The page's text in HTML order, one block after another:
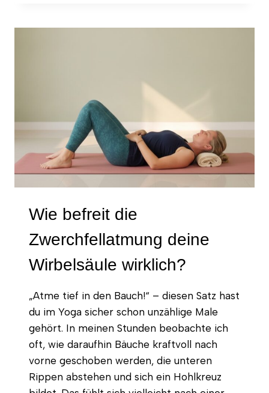
OF
ATMUNG
UND
BEWEGLICHEN
SCHULTERN?
Wie befreit die
Zwerchfellatmung deine
Wirbelsäule wirklich?
„Atme tief in den Bauch!“ – diesen Satz hast
du im Yoga sicher schon unzählige Male
gehört. In meinen Stunden beobachte ich
oft, wie daraufhin Bäuche kraftvoll nach
vorne geschoben werden, die unteren
Rippen abstehen und sich ein Hohlkreuz